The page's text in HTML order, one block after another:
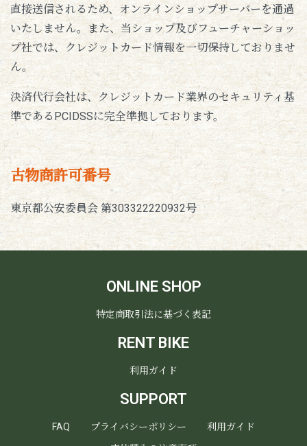
直接送信されるため、オンラインショップサーバーを通過
いたしません。また、当ショップ及びフューチャーショッ
プ社では、クレジットカード情報を一切保持しておりませ
ん。
決済代行会社は、クレジットカード業界のセキュリティ基
準であるPCIDSSに完全準拠しております。
古物商許可番号
東京都公安委員会 第303322220932号
ONLINE SHOP
特定商取引法に基づく表記
RENT BIKE
利用ガイド
SUPPORT
FAQ プライバシーポリシー
利用ガイド